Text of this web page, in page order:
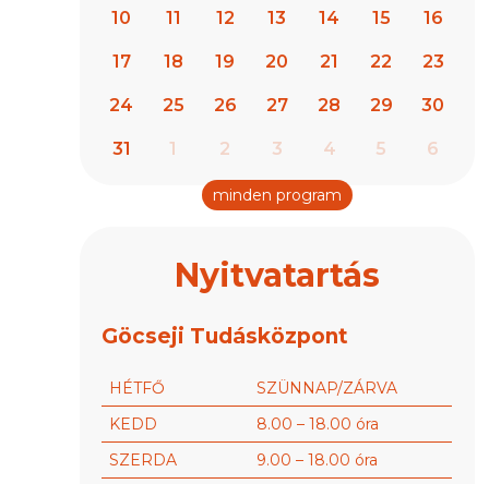
10 11 12 13 14 15 16
17 18 19 20 21 22 23
24 25 26 27 28 29 30
31 1 2 3 4 5 6
minden program
Nyitvatartás
Göcseji Tudásközpont
HÉTFŐ
SZÜNNAP/ZÁRVA
KEDD
8.00 – 18.00 óra
SZERDA
9.00 – 18.00 óra